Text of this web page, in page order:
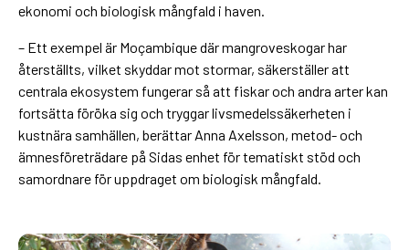
ekonomi och biologisk mångfald i haven.
– Ett exempel är Moçambique där mangroveskogar har
återställts, vilket skyddar mot stormar, säkerställer att
centrala ekosystem fungerar så att fiskar och andra arter kan
fortsätta föröka sig och tryggar livsmedelssäkerheten i
kustnära samhällen, berättar Anna Axelsson, metod- och
ämnesföreträdare på Sidas enhet för tematiskt stöd och
samordnare för uppdraget om biologisk mångfald.